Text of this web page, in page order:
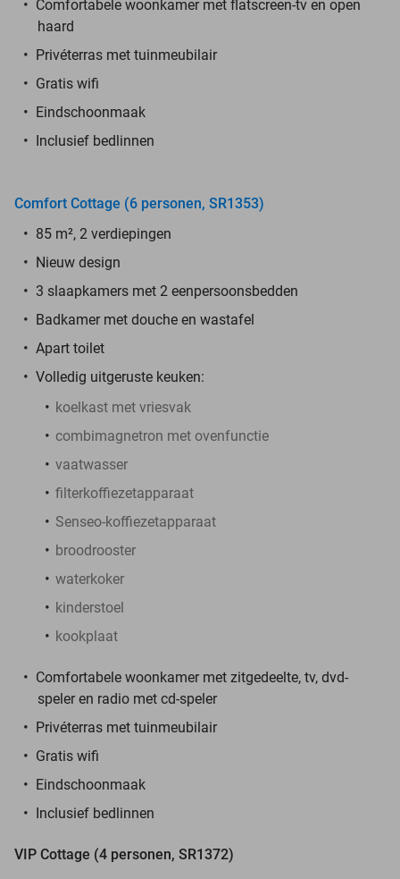
Comfortabele woonkamer met flatscreen-tv en open
haard
Privéterras met tuinmeubilair
Gratis wifi
Eindschoonmaak
Inclusief bedlinnen
Comfort Cottage (6 personen, SR1353)
85 m², 2 verdiepingen
Nieuw design
3 slaapkamers met 2 eenpersoonsbedden
Badkamer met douche en wastafel
Apart toilet
Volledig uitgeruste keuken:
koelkast met vriesvak
combimagnetron met ovenfunctie
vaatwasser
filterkoffiezetapparaat
Senseo-koffiezetapparaat
broodrooster
waterkoker
kinderstoel
kookplaat
Comfortabele woonkamer met zitgedeelte, tv, dvd-
speler en radio met cd-speler
Privéterras met tuinmeubilair
Gratis wifi
Eindschoonmaak
Inclusief bedlinnen
VIP Cottage (4 personen, SR1372)